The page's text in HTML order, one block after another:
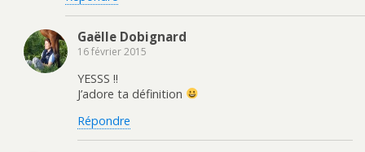
Gaëlle Dobignard
16 février 2015
YESSS !!
J’adore ta définition
Répondre